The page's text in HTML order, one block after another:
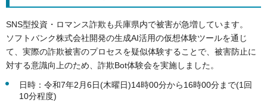
SNS型投資・ロマンス詐欺も兵庫県内で被害が急増しています。
ソフトバンク株式会社開発の生成AI活用の仮想体験ツールを通じ
て、実際の詐欺被害のプロセスを疑似体験することで、被害防止に
対する意識向上のため、詐欺Bot体験会を実施しました。
日時：令和7年2月6日(木曜日)14時00分から16時00分まで(1回
10分程度)